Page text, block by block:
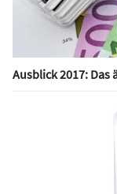
Ausblick 2017: